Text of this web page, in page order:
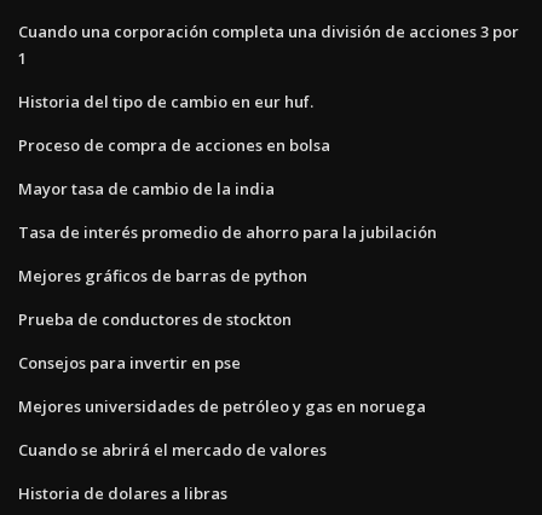
Cuando una corporación completa una división de acciones 3 por
1
Historia del tipo de cambio en eur huf.
Proceso de compra de acciones en bolsa
Mayor tasa de cambio de la india
Tasa de interés promedio de ahorro para la jubilación
Mejores gráficos de barras de python
Prueba de conductores de stockton
Consejos para invertir en pse
Mejores universidades de petróleo y gas en noruega
Cuando se abrirá el mercado de valores
Historia de dolares a libras